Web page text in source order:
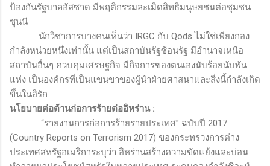
ป้องกันรัฐบาลอัสซาด มีพฤติกรรมละเมิดสิทธิมนุษยชนต่อชุมชน
ซุนนี
นักวิชาการบางคนเห็นว่า IRGC กับ Qodsไม่ใช่เพียงกอง
กำลังหน่วยหนึ่งเท่านั้น แต่เป็นสถาบันรัฐซ้อนรัฐ มีอำนาจเหนือ
สถาบันอื่นๆ ควบคุมเศรษฐกิจ มีกิจการของตนเองนับร้อยนับพัน
แห่ง เป็นองค์กรที่เป็นแขนขาของผู้นำฝ่ายศาสนาและสิ่งนี้กำลังเกิด
ขึ้นในอิรัก
นโยบายต่อต้านก่อการร้ายต่ออิหร่าน:
“รายงานการก่อการร้ายรายประเทศ” ฉบับปี 2017
(Country Reports on Terrorism 2017) ของกระทรวงการต่าง
ประเทศสหรัฐอเมริการะบุว่า อิหร่านสร้างความขัดแย้งและบ่อน